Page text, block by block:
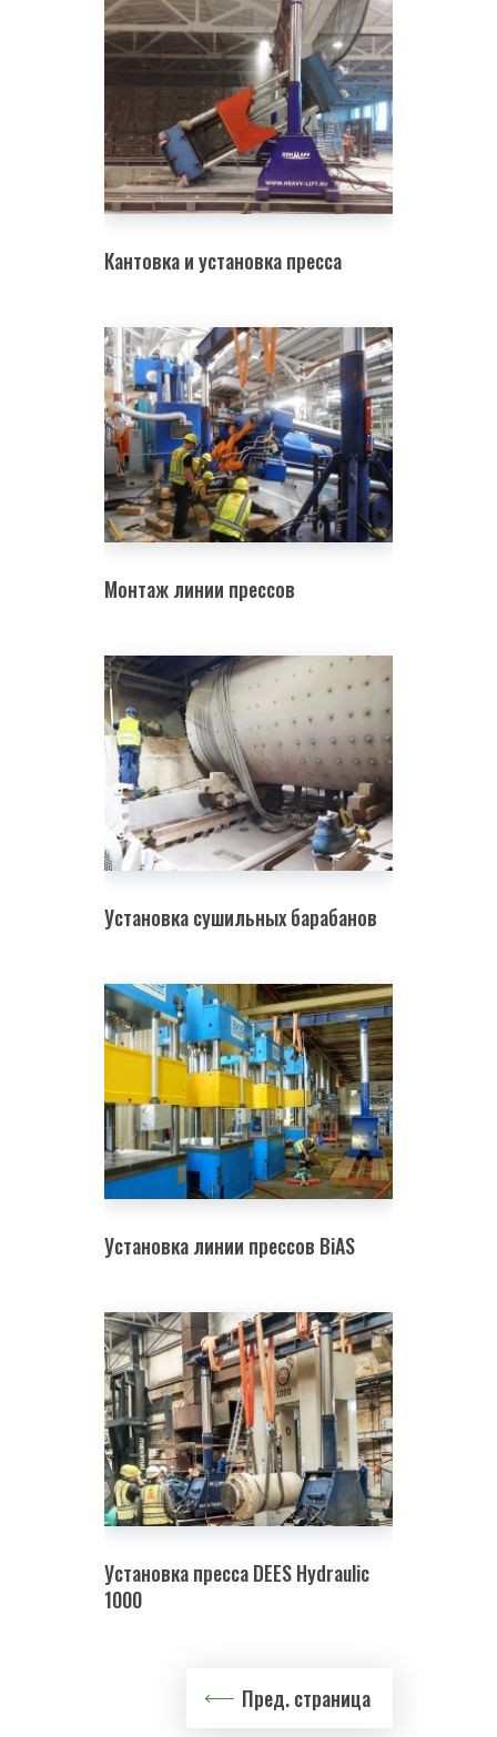
Кантовка и установка пресса
Монтаж линии прессов
Установка сушильных барабанов
Установка линии прессов BiAS
Установка пресса DEES Hydraulic
1000
Пред. страница